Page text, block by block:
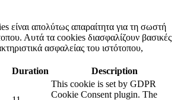
είναι απολύτως απαραίτητα για τη σωστή
Αυτά τα cookies διασφαλίζουν βασικές
ασφαλείας του ιστότοπου,
Duration Description
This cookie is set by GDPR
Cookie Consent plugin. The